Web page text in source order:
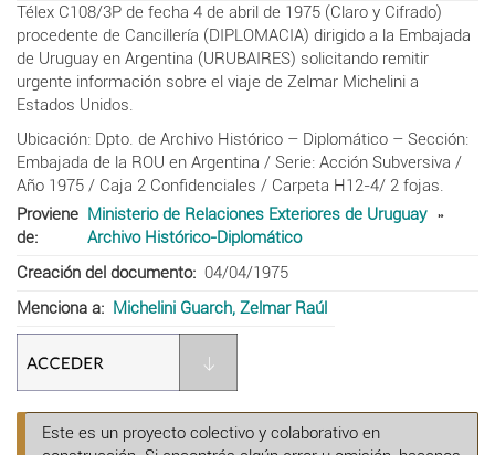
Télex C108/3P de fecha 4 de abril de 1975 (Claro y Cifrado)
procedente de Cancillería (DIPLOMACIA) dirigido a la Embajada
de Uruguay en Argentina (URUBAIRES) solicitando remitir
urgente información sobre el viaje de Zelmar Michelini a
Estados Unidos.
Ubicación: Dpto. de Archivo Histórico – Diplomático – Sección:
Embajada de la ROU en Argentina / Serie: Acción Subversiva /
Año 1975 / Caja 2 Confidenciales / Carpeta H12-4/ 2 fojas.
Proviene
de
Ministerio de Relaciones Exteriores de Uruguay
Archivo Histórico-Diplomático
Creación del documento
04/04/1975
Menciona a
Michelini Guarch, Zelmar Raúl
Este es un proyecto colectivo y colaborativo en